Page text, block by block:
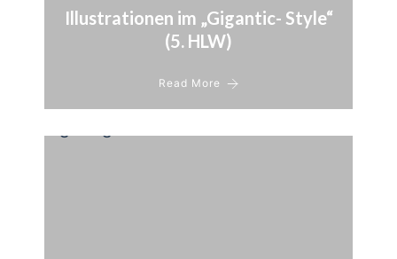
Illustrationen im „Gigantic- Style“
(5. HLW)
Read More